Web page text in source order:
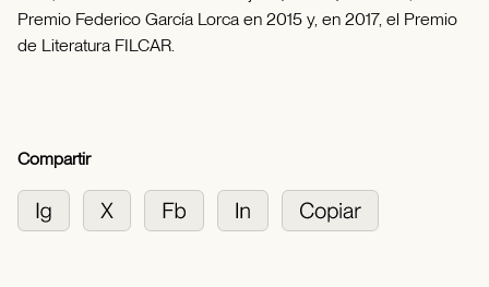
Premio Federico García Lorca en 2015 y, en 2017, el Premio
de Literatura FILCAR.
Compartir